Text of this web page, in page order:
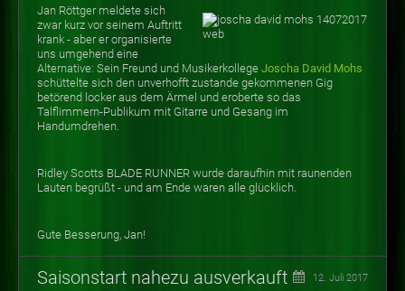
Jan Röttger meldete sich
zwar kurz vor seinem Auftritt
krank - aber er organisierte
uns umgehend eine
Alternative: Sein Freund und Musikerkollege Joscha David Mohs
schüttelte sich den unverhofft zustande gekommenen Gig
betörend locker aus dem Ärmel und eroberte so das
Talflimmern-Publikum mit Gitarre und Gesang im
Handumdrehen.
Ridley Scotts BLADE RUNNER wurde daraufhin mit raunenden
Lauten begrüßt - und am Ende waren alle glücklich.
Gute Besserung, Jan!
Saisonstart nahezu ausverkauft 12. Juli 2017